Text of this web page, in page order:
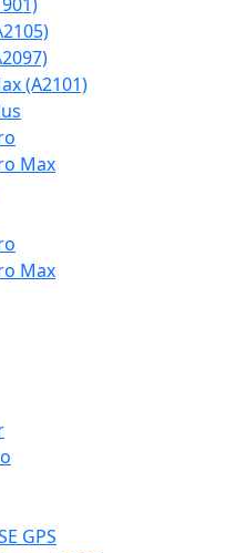
(A2101)
Max
Max
GPS